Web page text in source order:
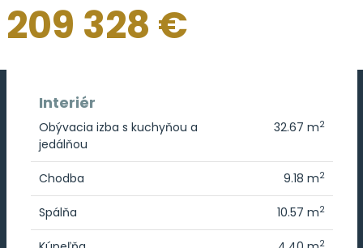
209 328 €
Interiér
Obývacia izba s kuchyňou a
jedálňou
32.67 m2
Chodba 9.18 m2
Spálňa 10.57 m2
2